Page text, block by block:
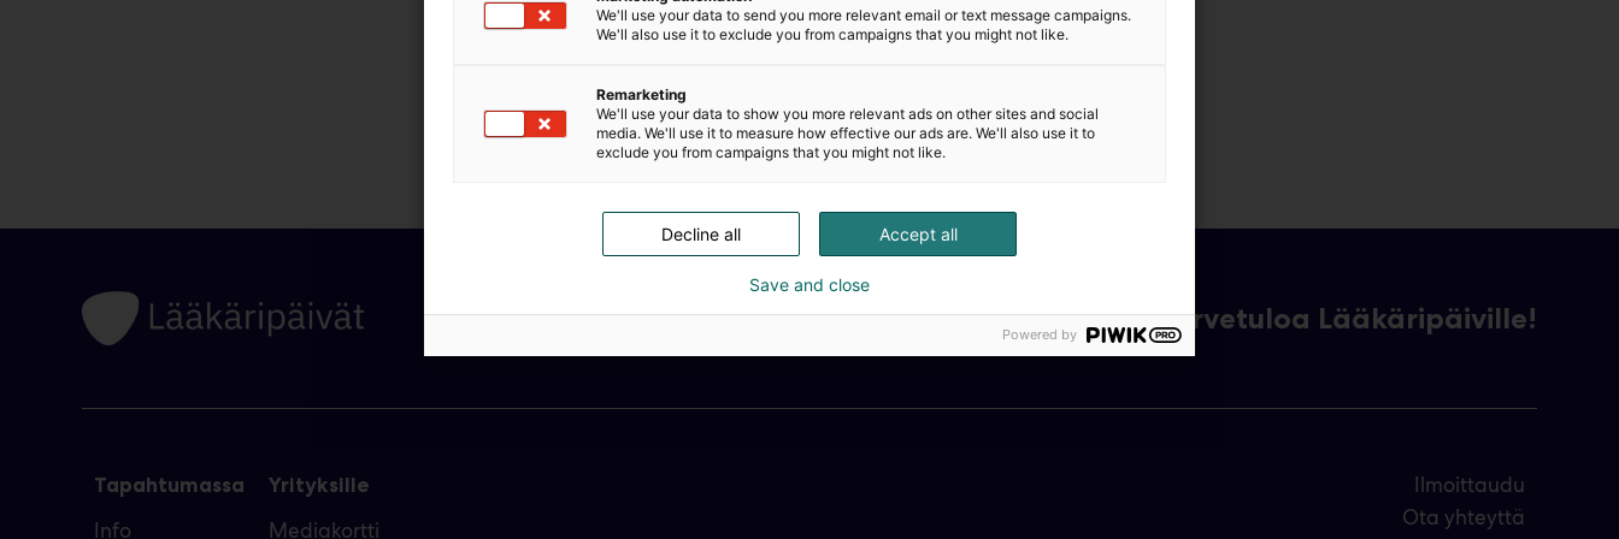
Tervetuloa Lääkäripäiville!
Tapahtumassa
Info
Yrityksille
Mediakortti
Ilmoittaudu
Ota yhteyttä
We'll use your data to send you more relevant email or text message campaigns.
We'll also use it to exclude you from campaigns that you might not like.
Remarketing
We'll use your data to show you more relevant ads on other sites and social
media. We'll use it to measure how effective our ads are. We'll also use it to
exclude you from campaigns that you might not like.
Accept all
Decline all
Save and close
Powered by